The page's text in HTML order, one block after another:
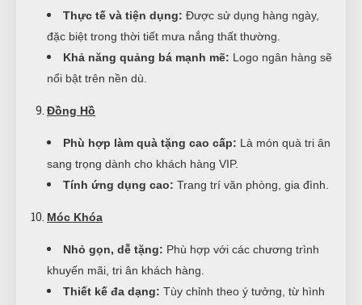
Thực tế và tiện dụng: Được sử dụng hàng ngày,
đặc biệt trong thời tiết mưa nắng thất thường.
Khả năng quảng bá mạnh mẽ: Logo ngân hàng sẽ
nổi bật trên nền dù.
Đồng Hồ
Phù hợp làm quà tặng cao cấp: Là món quà tri ân
sang trọng dành cho khách hàng VIP.
Tính ứng dụng cao: Trang trí văn phòng, gia đình.
Móc Khóa
Nhỏ gọn, dễ tặng: Phù hợp với các chương trình
khuyến mãi, tri ân khách hàng.
Thiết kế đa dạng: Tùy chỉnh theo ý tưởng, từ hình